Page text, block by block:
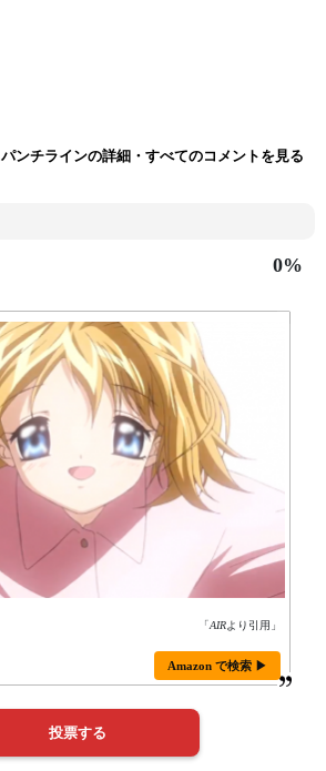
パンチラインの詳細・すべてのコメントを見る
0%
「AIRより引用」
Amazon で検索 ▶